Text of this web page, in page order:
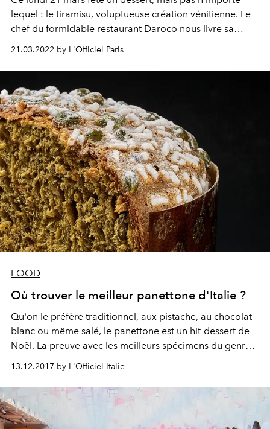
lequel : le tiramisu, voluptueuse création vénitienne. Le
chef du formidable restaurant Daroco nous livre sa
21.03.2022 by L'Officiel Paris
FOOD
Où trouver le meilleur panettone d'Italie ?
Qu'on le préfère traditionnel, aux pistache, au chocolat
blanc ou même salé, le panettone est un hit-dessert de
Noël. La preuve avec les meilleurs spécimens du genre
directement importés d'Italie.
13.12.2017 by L'Officiel Italie